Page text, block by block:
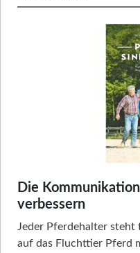
Die
verbessern
Jeder Pferdehalter steht
auf das Fluchttier Pferd